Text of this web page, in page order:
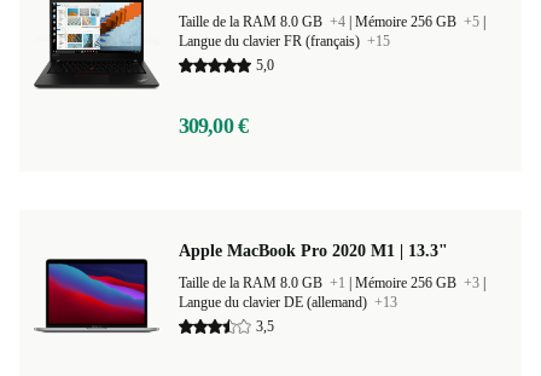
Taille de la RAM 8.0 GB +4 Mémoire 256 GB +5
Langue du clavier FR (français) +15
5,0
309,00 €
Apple MacBook Pro 2020 M1 | 13.3"
Taille de la RAM 8.0 GB +1 Mémoire 256 GB +3
Langue du clavier DE (allemand) +13
3,5